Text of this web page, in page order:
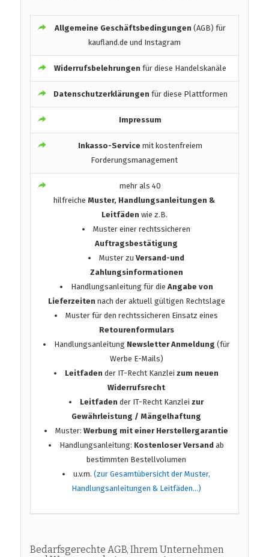
Allgemeine Geschäftsbedingungen (AGB) für
kaufland.de und Instagram
Widerrufsbelehrungenfür diese Handelskanäle
Datenschutzerklärungen für diese Plattformen
Impressum
Inkasso-Service mit kostenfreiem
Forderungsmanagement
mehr als 40
hilfreicheMuster, Handlungsanleitungen &
Leitfäden wie z.B.
Muster einer rechtssicheren
Auftragsbestätigung
Muster zuVersand-und
Zahlungsinformationen
Handlungsanleitung für die Angabe von
Lieferzeiten nach der aktuell gültigen Rechtslage
Muster für den rechtssicheren Einsatz eines
Retourenformulars
Handlungsanleitung Newsletter Anmeldung (für
Werbe E-Mails)
Leitfaden der IT-Recht Kanzleizum neuen
Widerrufsrecht
Leitfaden der IT-Recht Kanzleizur
Gewährleistung / Mängelhaftung
Muster:Werbung mit einer Herstellergarantie
Handlungsanleitung: Kostenloser Versand ab
bestimmten Bestellvolumen
u.v.m.(zur Gesamtübersicht der Muster,
Handlungsanleitungen & Leitfäden…)
Bedarfsgerechte AGB, Ihrem Unternehmen